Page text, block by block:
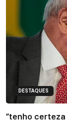
DESTAQUES
“tenho certeza